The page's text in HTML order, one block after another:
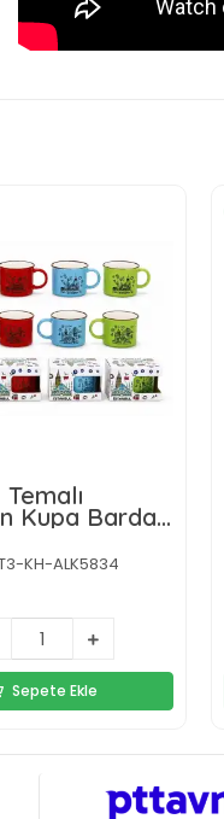
Kupa Bardak
KH-ALK5834
Sepete Ekle